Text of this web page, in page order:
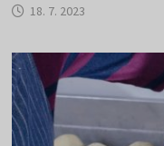
18. 7. 2023